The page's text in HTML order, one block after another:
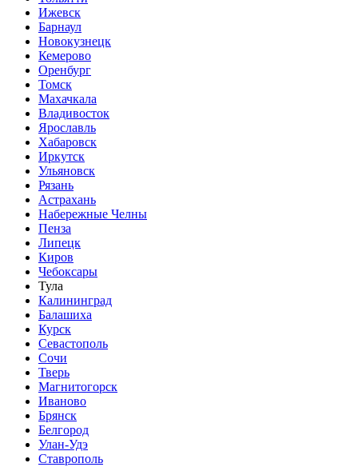
Ижевск
Барнаул
Новокузнецк
Кемерово
Оренбург
Томск
Махачкала
Владивосток
Ярославль
Хабаровск
Иркутск
Ульяновск
Рязань
Астрахань
Набережные Челны
Пенза
Липецк
Киров
Чебоксары
Тула
Калининград
Балашиха
Курск
Севастополь
Сочи
Тверь
Магнитогорск
Иваново
Брянск
Белгород
Улан-Удэ
Ставрополь